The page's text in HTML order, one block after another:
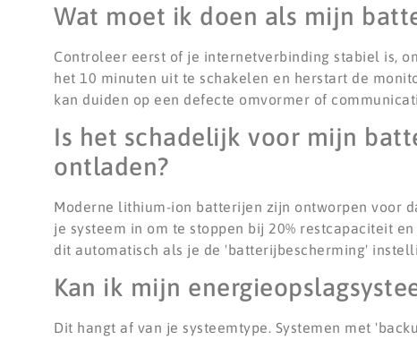
Wat moet ik doen als mijn
Controleer eerst of je internetverbinding stabiel is,
het 10 minuten uit te schakelen en herstart de
kan duiden op een defecte omvormer of
Is het schadelijk voor mijn
ontladen?
Moderne lithium-ion batterijen zijn ontworpen voor
je systeem in om te stoppen bij 20% restcapaciteit
dit automatisch als je de 'batterijbescherming'
Kan ik mijn
Dit hangt af van je systeemtype. Systemen met